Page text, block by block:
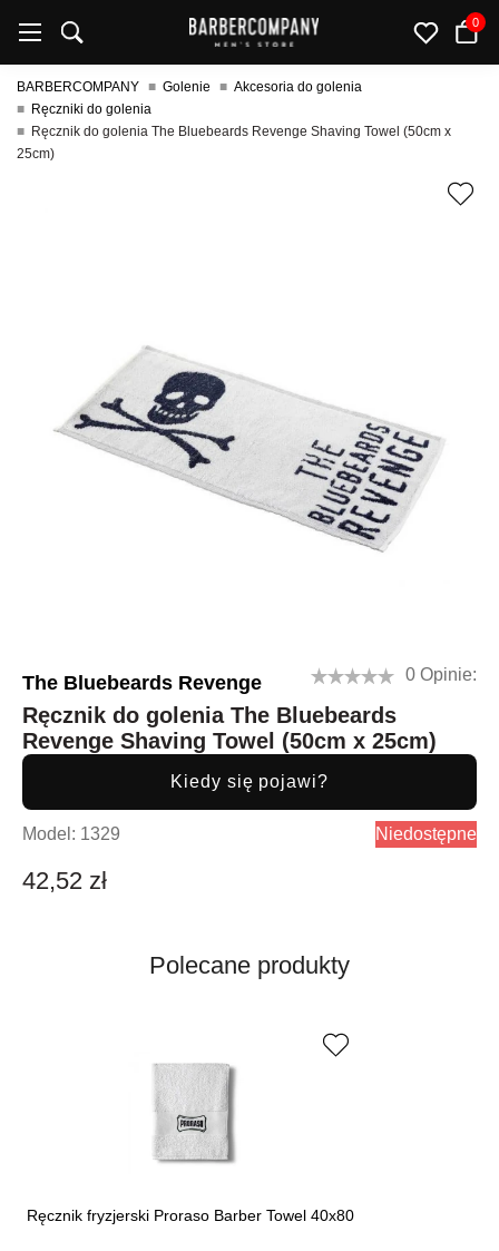
0
BARBERCOMPANY Golenie
Akcesoria do golenia
Ręczniki do golenia
Ręcznik do golenia The Bluebeards Revenge Shaving Towel (50cm x
25cm)
The Bluebeards Revenge 0 Opinie:
Ręcznik do golenia The Bluebeards
Revenge Shaving Towel (50cm x 25cm)
Niedostępne
Model: 1329
42,52 zł
Kiedy się pojawi?
Polecane produkty
Ręcznik fryzjerski Proraso Barber Towel 40x80